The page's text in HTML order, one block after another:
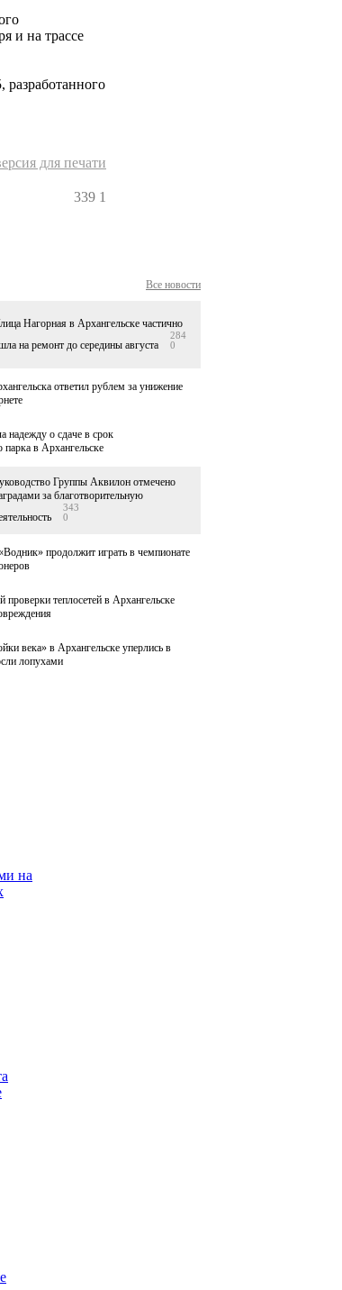
и на трассе
для печати
339 1
Все новости
Нагорная в Архангельске частично
на ремонт до середины августа
284
0
ответил рублем за унижение
надежду о сдаче в срок
в Архангельске
Группы Аквилон отмечено
за благотворительную
343
0
продолжит играть в чемпионате
проверки теплосетей в Архангельске
века» в Архангельске уперлись в
лопухами
на